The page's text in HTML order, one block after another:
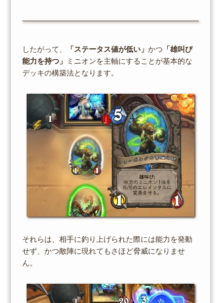
したがって、 「ステータス値が低い」 かつ 「雄叫び
能力を持つ」
ミニオンを主軸にすることが基本的な
デッキの構築法となります。
それらは、相手に釣り上げられた際には能力を発動
せず、かつ敵陣に現れてもさほど脅威になりませ
ん。